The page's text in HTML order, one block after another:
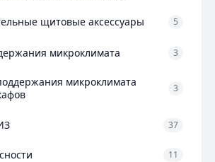
щитовые аксессуары 5
микроклимата 3
микроклимата
3
37
11